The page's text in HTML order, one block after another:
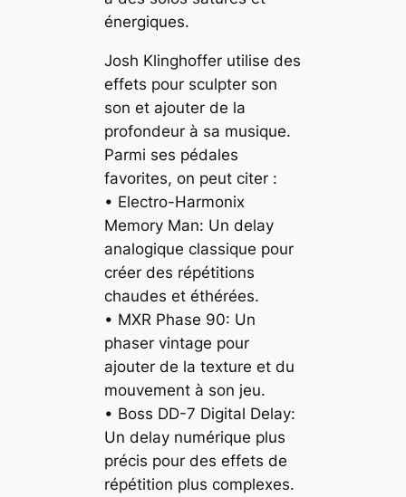
énergiques.
Josh Klinghoffer utilise des
effets pour sculpter son
son et ajouter de la
profondeur à sa musique.
Parmi ses pédales
favorites, on peut citer :
• Electro-Harmonix
Memory Man: Un delay
analogique classique pour
créer des répétitions
chaudes et éthérées.
• MXR Phase 90: Un
phaser vintage pour
ajouter de la texture et du
mouvement à son jeu.
• Boss DD-7 Digital Delay:
Un delay numérique plus
précis pour des effets de
répétition plus complexes.